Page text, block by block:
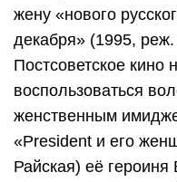
жену «нового
декабря» (1995,
Постсоветское кино
воспользоваться
женственным
«President и его
Райская) её героиня